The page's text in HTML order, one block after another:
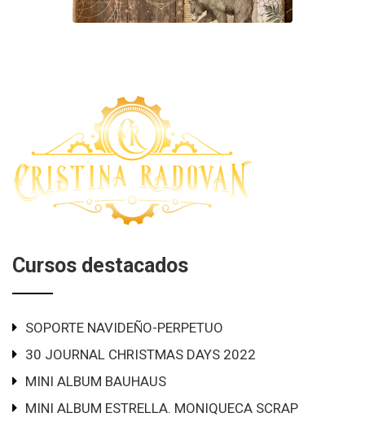
Cursos destacados
SOPORTE NAVIDEÑO-PERPETUO
30 JOURNAL CHRISTMAS DAYS 2022
MINI ALBUM BAUHAUS
MINI ALBUM ESTRELLA. MONIQUECA SCRAP